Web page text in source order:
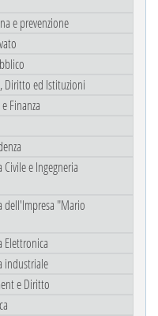
e prevenzione
Diritto ed Istituzioni
Finanza
e Ingegneria
dell'Impresa "Mario
Elettronica
industriale
e Diritto